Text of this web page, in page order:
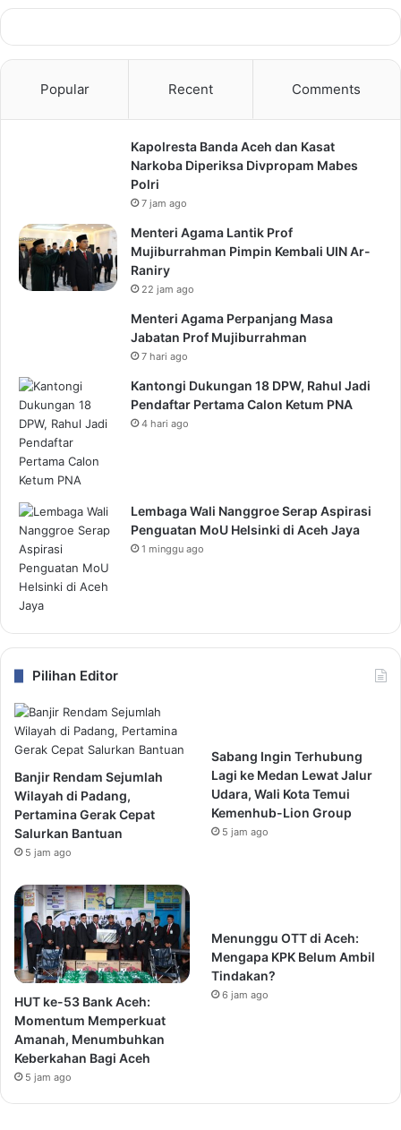
Popular Recent Comments
Kapolresta Banda Aceh dan Kasat
Narkoba Diperiksa Divpropam Mabes
Polri
7 jam ago
Menteri Agama Lantik Prof
Mujiburrahman Pimpin Kembali UIN Ar-
Raniry
22 jam ago
Menteri Agama Perpanjang Masa
Jabatan Prof Mujiburrahman
7 hari ago
Kantongi Dukungan 18 DPW, Rahul Jadi
Pendaftar Pertama Calon Ketum PNA
4 hari ago
Lembaga Wali Nanggroe Serap Aspirasi
Penguatan MoU Helsinki di Aceh Jaya
1 minggu ago
Pilihan Editor
Banjir Rendam Sejumlah
Wilayah di Padang,
Pertamina Gerak Cepat
Salurkan Bantuan
5 jam ago
Sabang Ingin Terhubung
Lagi ke Medan Lewat Jalur
Udara, Wali Kota Temui
Kemenhub-Lion Group
5 jam ago
HUT ke-53 Bank Aceh:
Momentum Memperkuat
Amanah, Menumbuhkan
Keberkahan Bagi Aceh
5 jam ago
Menunggu OTT di Aceh:
Mengapa KPK Belum Ambil
Tindakan?
6 jam ago